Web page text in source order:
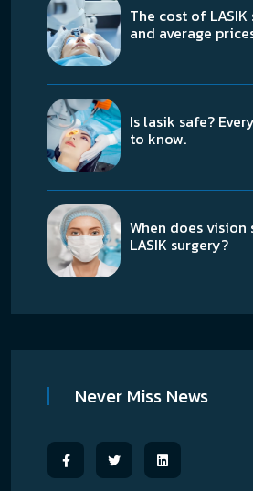
The cost of
and average
Is lasik safe?
to know.
When does
LASIK surgery?
Never Miss News